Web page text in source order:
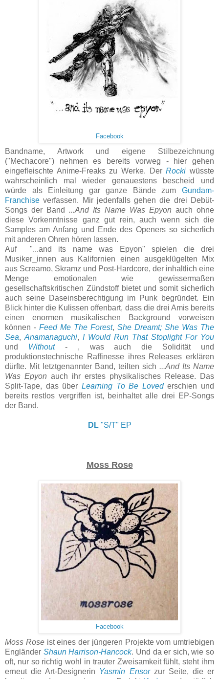
Facebook
Bandname, Artwork und eigene Stilbezeichnung
("Mechacore") nehmen es bereits vorweg - hier gehen
eingefleischte Anime-Freaks zu Werke. DerRocki wüsste
wahrscheinlich mal wieder genauestens bescheid und
würde als Einleitung gar ganze Bände zum Gundam-
Franchise verfassen. Mir jedenfalls gehen die drei Debüt-
Songs der Band ...And Its Name Was Epyon auch ohne
diese Vorkenntnisse ganz gut rein, auch wenn sich die
Samples am Anfang und Ende des Openers so sicherlich
mit anderen Ohren hören lassen.
Auf "...and its name was Epyon" spielen die drei
Musiker_innen aus Kalifornien einen ausgeklügelten Mix
aus Screamo, Skramz und Post-Hardcore, der inhaltlich eine
Menge emotionalen wie gewissermaßen
gesellschaftskritischen Zündstoff bietet und somit sicherlich
auch seine Daseinsberechtigung im Punk begründet. Ein
Blick hinter die Kulissen offenbart, dass die drei Amis bereits
einen enormen musikalischen Background vorweisen
können - Feed Me The Forest, She Dreamt; She Was The
Sea,Anamanaguchi, I Would Run That Stoplight For You
und Without- , was auch die Solidität und
produktionstechnische Raffinesse ihres Releases erklären
dürfte. Mit letztgenannter Band, teilten sich ...And Its Name
Was Epyon auch ihr erstes physikalisches Release. Das
Split-Tape, das über Learning To Be Lovederschien und
bereits restlos vergriffen ist, beinhaltet alle drei EP-Songs
der Band.
DL"S/T" EP
Moss Rose
Facebook
Moss Roseist eines der jüngeren Projekte vom umtriebigen
Engländer Shaun Harrison-Hancock. Und da er sich, wie so
oft, nur so richtig wohl in trauter Zweisamkeit fühlt, steht ihm
erneut die Art-Designerin Yasmin Ensorzur Seite, die er